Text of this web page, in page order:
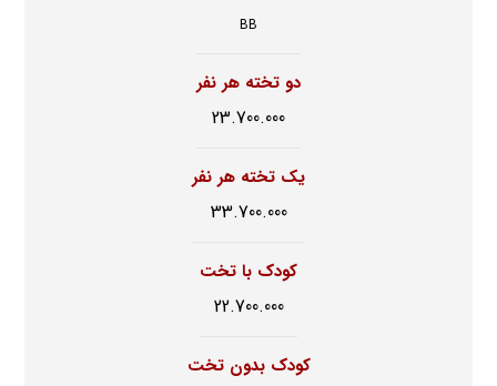
BB
دو تخته هر نفر
23.700.000
یک تخته هر نفر
33.700.000
کودک با تخت
22.700.000
کودک بدون تخت